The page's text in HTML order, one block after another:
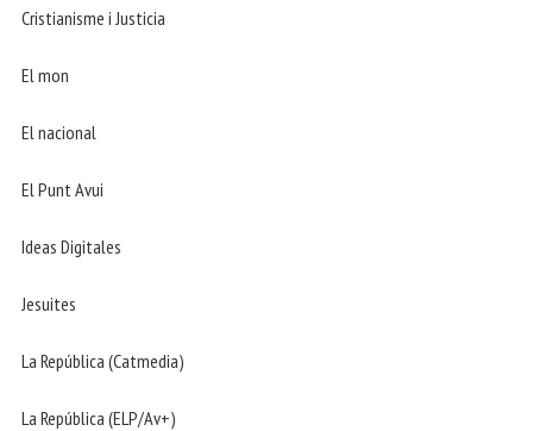
Cristianisme i Justicia
El mon
El nacional
El Punt Avui
Ideas Digitales
Jesuites
La República (Catmedia)
La República (ELP/Av+)